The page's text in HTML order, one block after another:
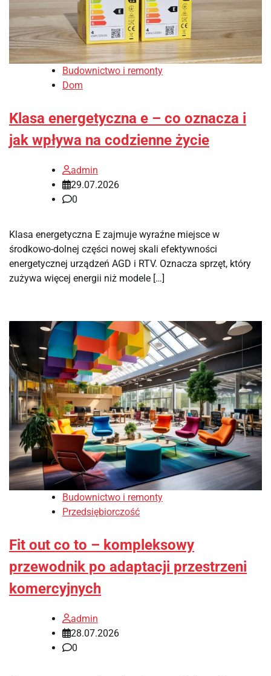
Budownictwo i remonty
Dom
Klasa energetyczna e – co oznacza i
jak wpływa na codzienne życie
admin
29.07.2026
0
Klasa energetyczna E zajmuje wyraźne miejsce w
środkowo-dolnej części nowej skali efektywności
energetycznej urządzeń AGD i RTV. Oznacza sprzęt, który
zużywa więcej energii niż modele […]
Budownictwo i remonty
Przedsiębiorczość
Fit out co to – kompleksowy
przewodnik po adaptacji przestrzeni
komercyjnych
admin
28.07.2026
0